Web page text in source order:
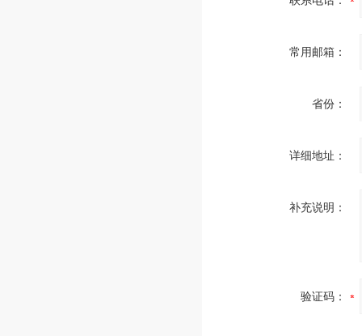
常用邮箱：
省份：
详细地址：
补充说明：
验证码：